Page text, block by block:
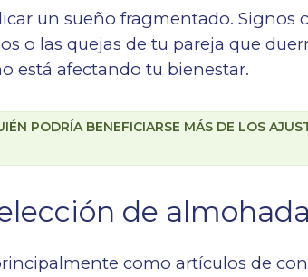
un sueño fragmentado. Signos
o las quejas de tu pareja que
está afectando tu bienestar.
PODRÍA BENEFICIARSE MÁS DE LOS
de
como artículos de